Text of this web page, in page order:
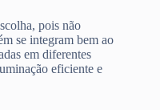
pois não
se integram bem ao
em diferentes
eficiente e